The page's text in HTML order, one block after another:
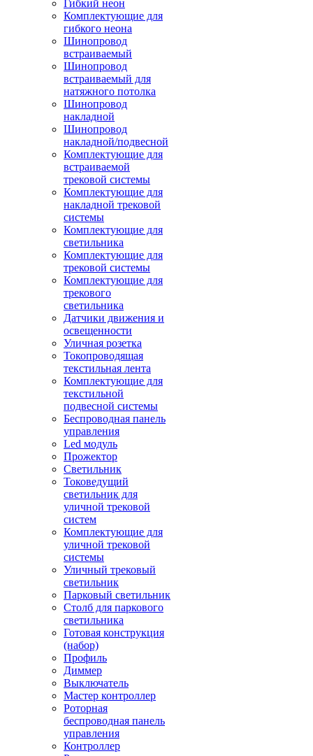
Гибкий неон
Комплектующие для
гибкого неона
Шинопровод
встраиваемый
Шинопровод
встраиваемый для
натяжного потолка
Шинопровод
накладной
Шинопровод
накладной/подвесной
Комплектующие для
встраиваемой
трековой системы
Комплектующие для
накладной трековой
системы
Комплектующие для
светильника
Комплектующие для
трековой системы
Комплектующие для
трекового
светильника
Датчики движения и
освещенности
Уличная розетка
Токопроводящая
текстильная лента
Комплектующие для
текстильной
подвесной системы
Беспроводная панель
управления
Led модуль
Прожектор
Светильник
Токоведущий
светильник для
уличной трековой
систем
Комплектующие для
уличной трековой
системы
Уличный трековый
светильник
Парковый светильник
Столб для паркового
светильника
Готовая конструкция
(набор)
Профиль
Диммер
Выключатель
Мастер контроллер
Роторная
беспроводная панель
управления
Контроллер